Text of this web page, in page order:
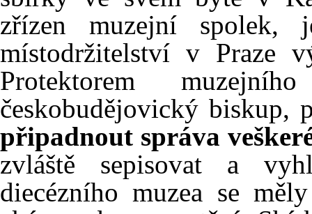
zřízen muzejní spolek,
místodržitelství v Praze
Protektorem
českobudějovický biskup,
připadnout správa
zvláště sepisovat a
diecézního muzea se